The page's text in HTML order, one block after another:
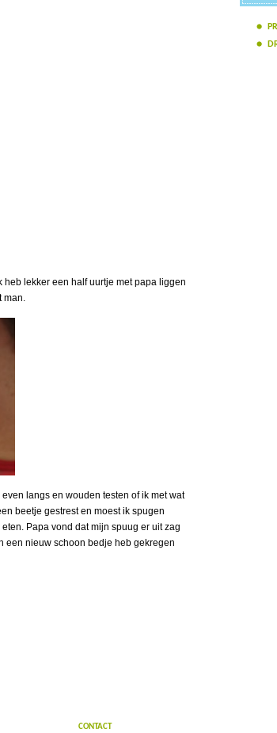
lekker een half uurtje met papa liggen
man.
langs en wouden testen of ik met wat
beetje gestrest en moest ik spugen
Papa vond dat mijn spuug er uit zag
een nieuw schoon bedje heb gekregen
CONTACT